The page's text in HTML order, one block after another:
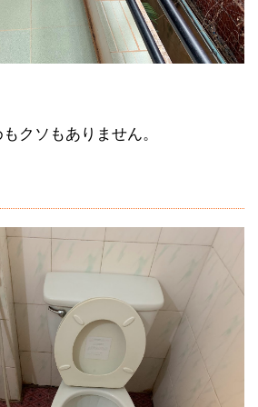
クソもありません。